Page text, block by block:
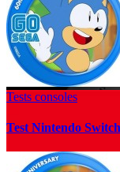
Tests consoles
Test Nintendo